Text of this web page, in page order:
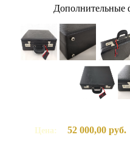
Дополнительные
Цена: 52 000,00 руб.